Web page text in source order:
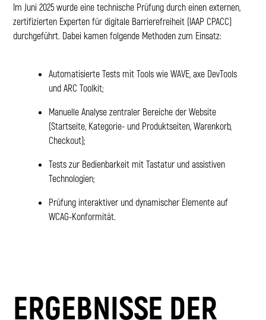
Im Juni 2025 wurde eine technische Prüfung durch einen externen,
zertifizierten Experten für digitale Barrierefreiheit (IAAP CPACC)
durchgeführt. Dabei kamen folgende Methoden zum Einsatz:
Automatisierte Tests mit Tools wie WAVE, axe DevTools
und ARC Toolkit;
Manuelle Analyse zentraler Bereiche der Website
(Startseite, Kategorie- und Produktseiten, Warenkorb,
Checkout);
Tests zur Bedienbarkeit mit Tastatur und assistiven
Technologien;
Prüfung interaktiver und dynamischer Elemente auf
WCAG-Konformität.
ERGEBNISSE DER